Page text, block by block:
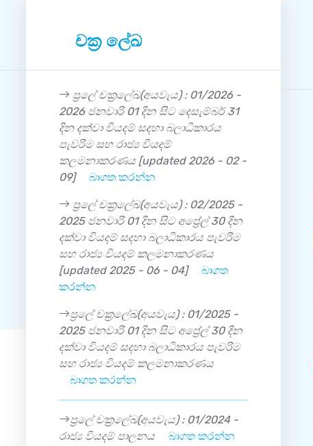
චක්‍ර ලේඛ
ප්‍රලේ චක්‍රලේඛ(අයවැය) : 01/2026 -
2026 ජනවාරි 01 දින සිට දෙසැම්බර් 31
දින දක්වා වියදම් සදහා බලාධිකාරය
පැවරිම සහ රාජ්‍ය වියදම්
කලමනාකරණය [updated 2026 - 02 -
09]
බාගත කරන්න
ප්‍රලේ චක්‍රලේඛ(අයවැය) : 02/2025 -
2025 ජනවාරි 01 දින සිට අප්‍රේල් 30 දින
දක්වා වියදම් සදහා බලාධිකාරය පැවරිම
සහ රාජ්‍ය වියදම් කලමනාකරණය
[updated 2025 - 06 - 04]
බාගත
කරන්න
ප්‍රලේ චක්‍රලේඛ(අයවැය) : 01/2025 -
2025 ජනවාරි 01 දින සිට අප්‍රේල් 30 දින
දක්වා වියදම් සදහා බලාධිකාරය පැවරිම
සහ රාජ්‍ය වියදම් කලමනාකරණය
බාගත කරන්න
ප්‍රලේ චක්‍රලේඛ(අයවැය) : 01/2024 -
රාජ්‍ය වියදම් පාලනය
බාගත කරන්න